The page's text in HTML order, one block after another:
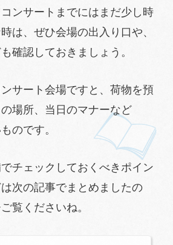
ンサートまでにはまだ少し時
は、ぜひ会場の出入り口や、
確認しておきましょう。
サート会場ですと、荷物を預
場所、当日のマナーなど
のです。
チェックしておくべきポイン
次の記事でまとめましたの
覧くださいね。